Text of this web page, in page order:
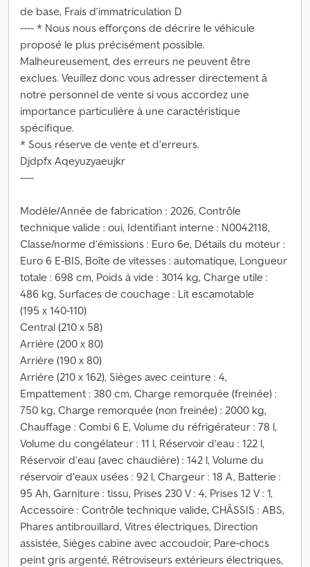
de base, Frais d’immatriculation D
---- * Nous nous efforçons de décrire le véhicule
proposé le plus précisément possible.
Malheureusement, des erreurs ne peuvent être
exclues. Veuillez donc vous adresser directement à
notre personnel de vente si vous accordez une
importance particulière à une caractéristique
spécifique.
* Sous réserve de vente et d’erreurs.
Djdpfx Aqeyuzyaeujkr
----
Modèle/Année de fabrication : 2026, Contrôle
technique valide : oui, Identifiant interne : N0042118,
Classe/norme d’émissions : Euro 6e, Détails du moteur :
Euro 6 E-BIS, Boîte de vitesses : automatique, Longueur
totale : 698 cm, Poids à vide : 3014 kg, Charge utile :
486 kg, Surfaces de couchage : Lit escamotable
(195 x 140-110)
Central (210 x 58)
Arrière (200 x 80)
Arrière (190 x 80)
Arrière (210 x 162), Sièges avec ceinture : 4,
Empattement : 380 cm, Charge remorquée (freinée) :
750 kg, Charge remorquée (non freinée) : 2000 kg,
Chauffage : Combi 6 E, Volume du réfrigérateur : 78 l,
Volume du congélateur : 11 l, Réservoir d’eau : 122 l,
Réservoir d’eau (avec chaudière) : 142 l, Volume du
réservoir d’eaux usées : 92 l, Chargeur : 18 A, Batterie :
95 Ah, Garniture : tissu, Prises 230 V : 4, Prises 12 V : 1,
Accessoire : Contrôle technique valide, CHÂSSIS : ABS,
Phares antibrouillard, Vitres électriques, Direction
assistée, Sièges cabine avec accoudoir, Pare-chocs
peint gris argenté, Rétroviseurs extérieurs électriques,